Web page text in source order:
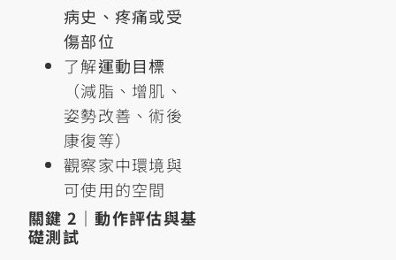
病史、疼痛或受
傷部位
了解運動目標
（減脂、增肌、
姿勢改善、術後
康復等）
觀察家中環境與
可使用的空間
關鍵 2｜動作評估與基
礎測試